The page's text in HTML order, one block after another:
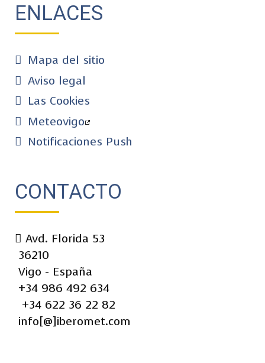
ENLACES
Mapa del sitio
Aviso legal
Las Cookies
Meteovigo
Notificaciones Push
CONTACTO
Avd. Florida 53
36210
Vigo - España
+34 986 492 634
+34 622 36 22 82
info[@]iberomet.com